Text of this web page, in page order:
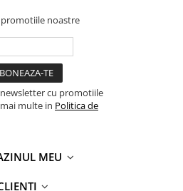
noastre
cu promotiile
multe in Politica de
MEU